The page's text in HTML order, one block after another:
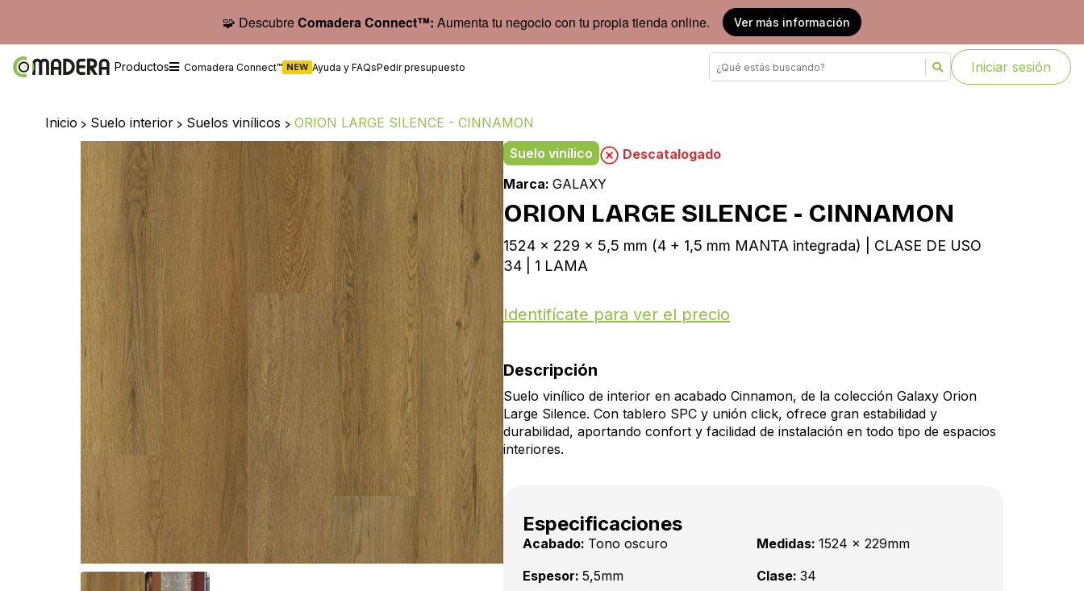
🧩 DescubreComadera Connect™: Aumenta tu negocio con tu propia tienda online. Ver más información
Productos Comadera Connect™ NEW Ayuda y FAQsPedir presupuesto Iniciar sesión
Inicio > Suelo interior > Suelos vinílicos > ORION LARGE SILENCE - CINNAMON
Suelo vinílico
Descatalogado
Marca: GALAXY
ORION LARGE SILENCE - CINNAMON
1524 x 229 x 5,5 mm (4 + 1,5 mm MANTA integrada) | CLASE DE USO
34 | 1 LAMA
Identifícate para ver el precio
Descripción
Suelo vinílico de interior en acabado Cinnamon, de la colección Galaxy Orion
Large Silence. Con tablero SPC y unión click, ofrece gran estabilidad y
durabilidad, aportando confort y facilidad de instalación en todo tipo de espacios
interiores.
Especificaciones
Acabado: Tono oscuro Medidas: 1524 x 229mm
Espesor: 5,5mm Clase: 34